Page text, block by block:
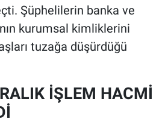
Şüphelilerin banka ve
kurumsal kimliklerini
tuzağa düşürdüğü
İŞLEM HACMİ